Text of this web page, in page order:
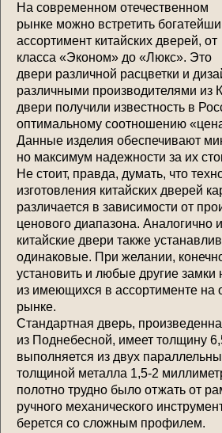
На современном отечественном
рынке можно встретить
ассортимент китайских дверей, от
класса «Эконом» до «Люкс». Это
двери различной расцветки и
различными производителями из
двери получили известность в
оптимальному соотношению
Данные изделия обеспечивают
но максимум надежности за их
Не стоит, правда, думать, что
изготовления китайских дверей
различается в зависимости от
ценового диапазона. Аналогично
китайские двери также
одинаковые. При желании,
установить и любые другие замки
из имеющихся в ассортименте на
рынке.
Стандартная дверь,
из Поднебесной, имеет толщину
выполняется из двух
толщиной металла 1,5-2
полотно трудно было отжать от
ручного механического
берется со сложным профилем.